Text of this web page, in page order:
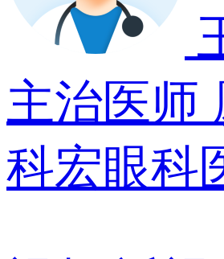
主治医师
科宏眼科